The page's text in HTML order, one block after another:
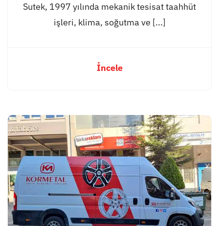
Sutek, 1997 yılında mekanik tesisat taahhüt
işleri, klima, soğutma ve [...]
İncele